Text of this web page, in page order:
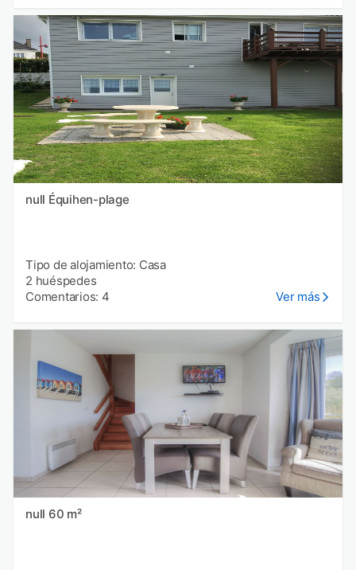
null Équihen-plage
Tipo de alojamiento: Casa
2 huéspedes
Comentarios: 4
Ver más
null 60 m²